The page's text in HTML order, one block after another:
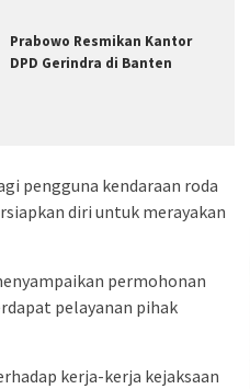
Prabowo Resmikan Kantor
DPD Gerindra di Banten
pengguna kendaraan roda
diri untuk merayakan
permohonan
pelayanan pihak
kerja-kerja kejaksaan